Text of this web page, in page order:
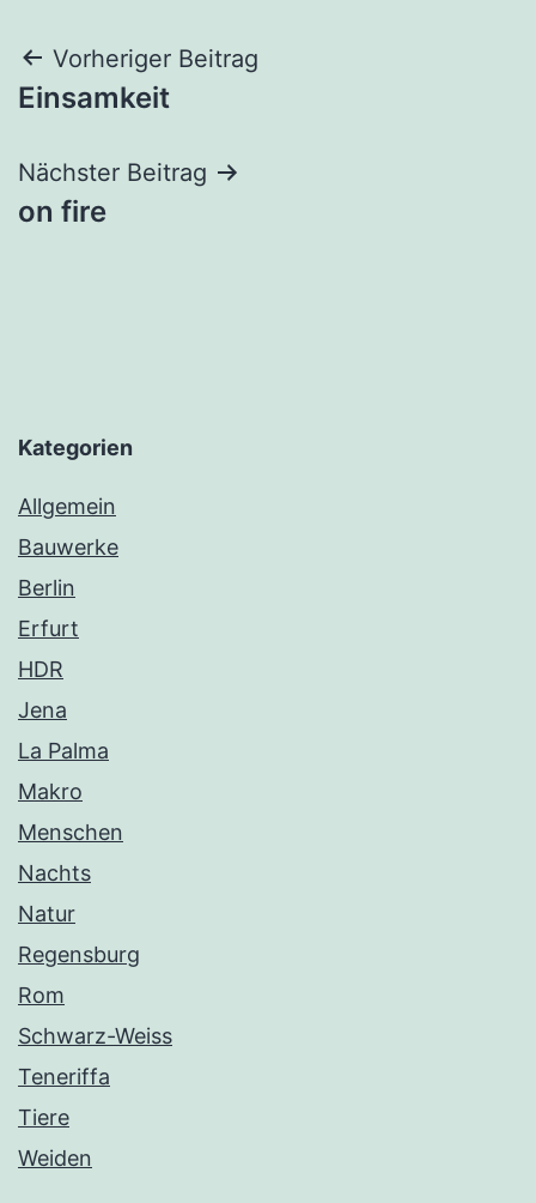
Beitragsnavigation
Vorheriger Beitrag
Einsamkeit
Nächster Beitrag
on fire
Kategorien
Allgemein
Bauwerke
Berlin
Erfurt
HDR
Jena
La Palma
Makro
Menschen
Nachts
Natur
Regensburg
Rom
Schwarz-Weiss
Teneriffa
Tiere
Weiden